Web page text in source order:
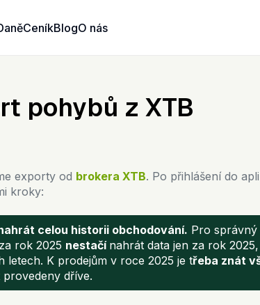
pohybů z XTB
exporty od brokera XTB. Po přihlášení do
kroky:
celou historii obchodování. Pro
rok 2025 nestačí nahrát data jen za rok
letech. K prodejům v roce 2025 je třeba znát
dříve.
CeníkBlogO nás